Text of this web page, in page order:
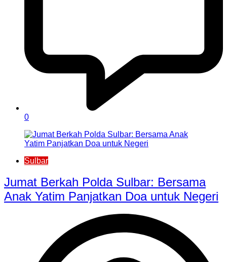
0
Sulbar
Jumat Berkah Polda Sulbar: Bersama
Anak Yatim Panjatkan Doa untuk Negeri